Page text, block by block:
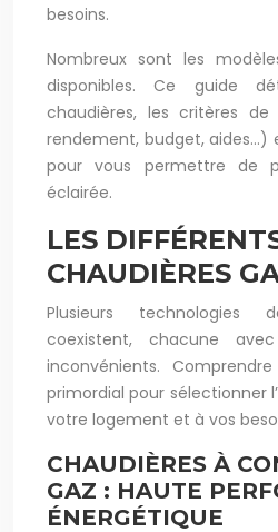
besoins.
Nombreux sont les
disponibles. Ce guide
chaudières, les critères de
rendement, budget, aides…)
pour vous permettre de
éclairée.
LES
CHAUDIÈRES
Plusieurs technologies
coexistent, chacune
inconvénients.
primordial pour sélectionner
votre logement et à vos
CHAUDIÈRES À
GAZ : HAUTE
ÉNERGÉTIQUE